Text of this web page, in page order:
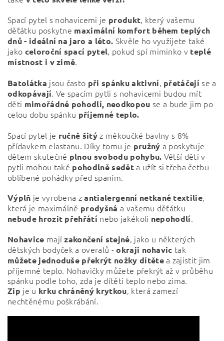
Spací pytel s nohavicemi je produkt, který vašemu
děťátku poskytne maximální komfort během teplých
dnů - ideální na jaro a léto. Skvěle ho využijete také
jako celoroční spací pytel, pokud spí miminko v teplé
místnost i v zimě.
Batolátka jsou často při spánku aktivní, přetáčejí se a
odkopávají. Ve spacím pytli s nohavicemi budou mít
děti mimořádné pohodlí, neodkopou se a bude jim po
celou dobu spánku příjemné teplo.
Spací pytel je ručně šitýz měkoučké bavlny s 8%
přídavkem elastanu. Díky tomu je pružný a poskytuje
dětem skutečně plnou svobodu pohybu. Větší děti v
pytli mohou také pohodlně seděta užít si třeba četbu
oblíbené pohádky před spaním.
Výplň je vyrobena zantialergenní netkané textilie,
která je maximálně prodyšná a vašemu děťátku
nebude hrozit přehřátí nebo jakékoli nepohodlí.
Nohavice majízakončení stejné, jako u některých
dětských bodyček a overalů - okraji nohavic tak
můžete jednoduše překrýt nožky dítětea zajistit jim
příjemné teplo. Nohavičky můžete překrýt až v průběhu
spánku podle toho, zda je dítěti teplo nebo zima.
Zip je u krku chráněný krytkou, která zamezí
nechtěnému poškrábání.